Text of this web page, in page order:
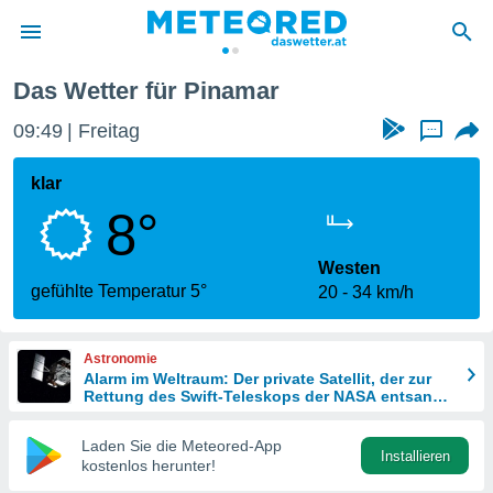
wurde
dass
sind.
diese
Das Wetter für Pinamar
09:49 Freitag ...
klar
8°
gefühlte Temperatur 5°
Westen
20
34 km/h
Astronomie
Alarm im Weltraum: Der private Satellit, der zur
Rettung des Swift-Teleskops der NASA entsandt
Laden Sie die Meteored-App
kostenlos herunter!
Installieren